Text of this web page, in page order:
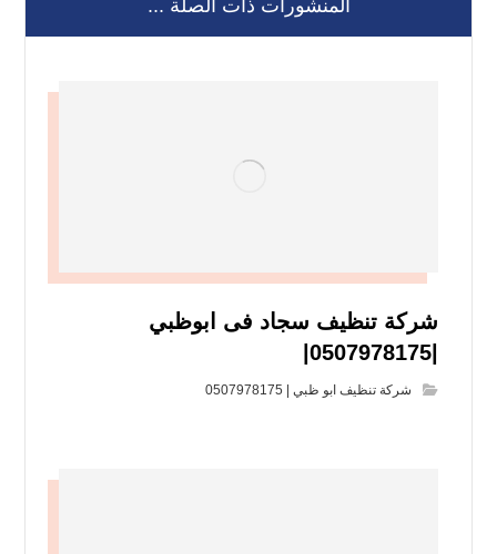
المنشورات ذات الصلة ...
شركة تنظيف سجاد فى ابوظبي
|0507978175|
شركة تنظيف ابو ظبي | 0507978175